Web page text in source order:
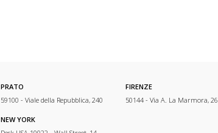
PRATO
59100 - Viale della Repubblica, 240
FIRENZE
50144 - Via A. La Marmora, 26
NEW YORK